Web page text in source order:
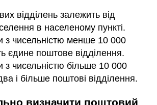
відділень залежить від
в населеному пункті.
з чисельністю менше 10 000
єдине поштове відділення.
з чисельністю більше 10 000
і більше поштові відділення.